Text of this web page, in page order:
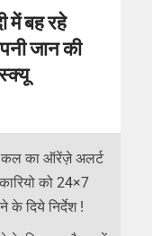
में बह रहे
जान की
कल का ऑरेंज़े अलर्ट
को 24×7
दिये निर्देश !